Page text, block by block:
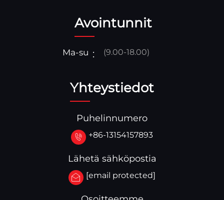
Avointunnit
Ma-su (9.00-18.00)
Yhteystiedot
Puhelinnumero
+86-13154157893
Lähetä sähköpostia
[email protected]